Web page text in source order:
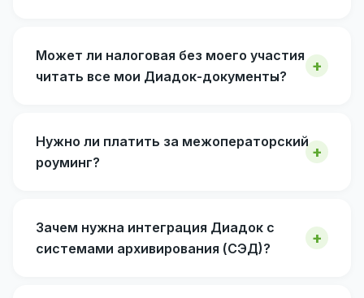
Может ли налоговая без моего участия
читать все мои Диадок-документы?
Нужно ли платить за межоператорский
роуминг?
Зачем нужна интеграция Диадок с
системами архивирования (СЭД)?